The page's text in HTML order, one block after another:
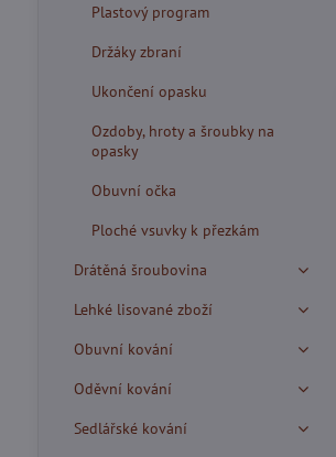
Plastový program
Držáky zbraní
Ukončení opasku
Ozdoby, hroty a šroubky na
opasky
Obuvní očka
Ploché vsuvky k přezkám
Drátěná šroubovina
Lehké lisované zboží
Obuvní kování
Oděvní kování
Sedlářské kování